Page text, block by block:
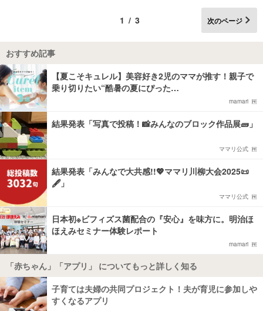
1/3 次のページ
おすすめ記事
【夏こそキュレル】美容好き2児のママが推す！親子で
乗り切りたい“酷暑の夏にぴった…
mamari
結果発表「写真で投稿！📸みんなのブロック作品展🧱」
ママリ公式
結果発表「みんなで大共感!!💖ママリ川柳大会2025📜
🖋️」
ママリ公式
日本初※ビフィズス菌配合の『安心』を味方に。明治ほ
ほえみセミナー体験レポート
mamari
「赤ちゃん」「アプリ」 についてもっと詳しく知る
子育ては夫婦の共同プロジェクト！夫が育児に参加しや
すくなるアプリ